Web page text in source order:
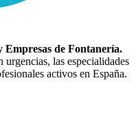
de Fontanería.
las especialidades
activos en España.